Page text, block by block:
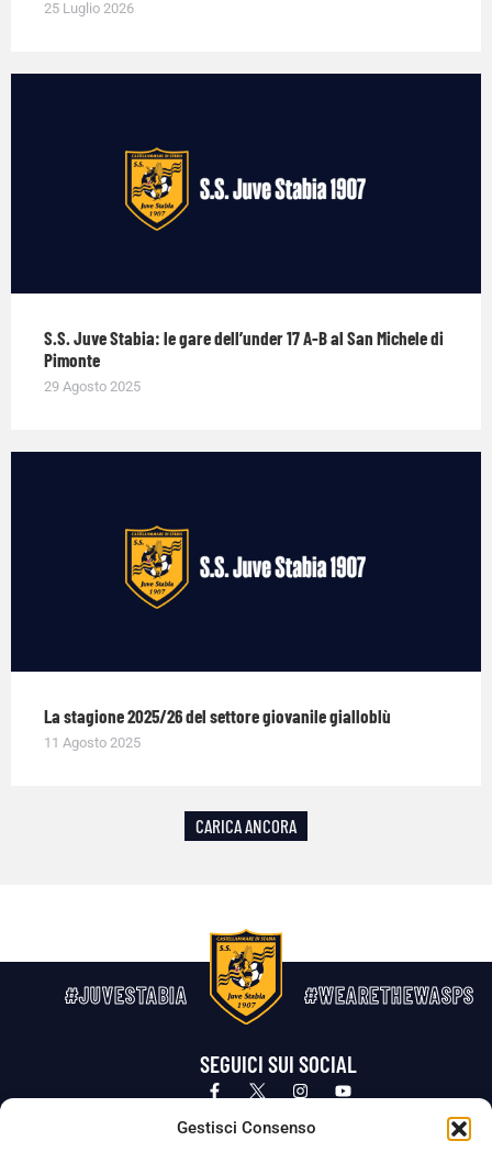
Gestisci Consenso
25 Luglio 2026
S.S. Juve Stabia: le gare dell’under 17 A-B al San Michele di
Pimonte
29 Agosto 2025
La stagione 2025/26 del settore giovanile gialloblù
11 Agosto 2025
CARICA ANCORA
#JUVESTABIA #WEARETHEWASPS
SEGUICI SUI SOCIAL
Privacy Policy Cookie Policy